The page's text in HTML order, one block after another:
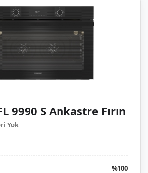
9990 S Ankastre Fırın
Yok
%100